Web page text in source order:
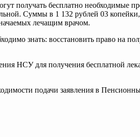
получать бесплатно необходимые
Суммы в 1 132 рублей 03
лечащим врачом.
знать: восстановить право на
НСУ для получения бесплатной
подачи заявления в